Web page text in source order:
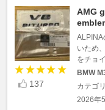
137
AMG
ALPINA
いため
をチョ
BMW
カテゴ
2026年